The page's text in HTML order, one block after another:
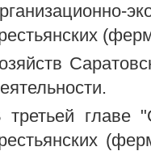
третьей главе